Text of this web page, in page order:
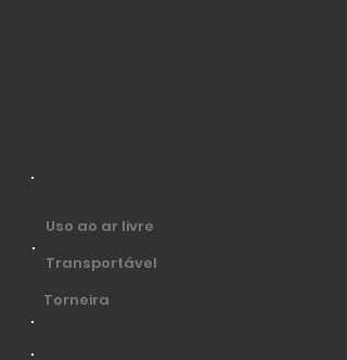
Uso ao ar livre
Transportável
Torneira